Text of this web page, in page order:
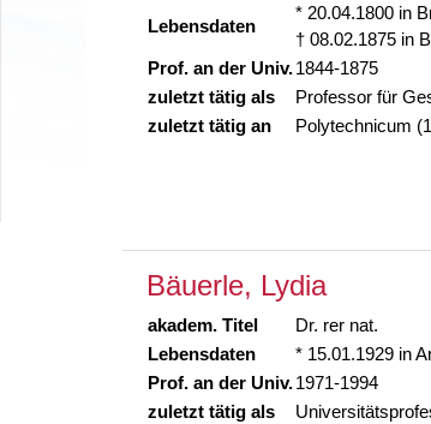
Lebensdaten
* 20.04.1800 in
† 08.02.1875 in
Prof. an der Univ.1844-1875
zuletzt tätig als
Professor für
zuletzt tätig an
Polytechnicum
Bäuerle, Lydia
akadem. Titel
Dr. rer nat.
Lebensdaten
* 15.01.1929 in
Prof. an der Univ.1971-1994
zuletzt tätig als